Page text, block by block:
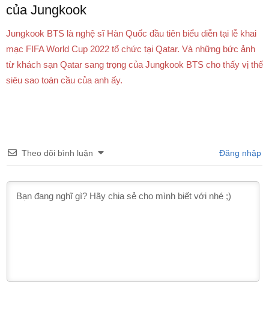
của Jungkook
Jungkook BTS là nghệ sĩ Hàn Quốc đầu tiên biểu diễn tại lễ khai
mạc FIFA World Cup 2022 tổ chức tại Qatar. Và những bức ảnh
từ khách sạn Qatar sang trọng của Jungkook BTS cho thấy vị thế
siêu sao toàn cầu của anh ấy.
Theo dõi bình luận Đăng nhập